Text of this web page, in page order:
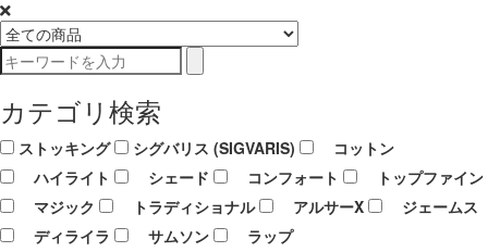
カテゴリ検索
ストッキング シグバリス (SIGVARIS)
コットン
ハイライト
シェード コンフォート
トップファイン
マジック
トラディショナル アルサーX
ジェームス
ディライラ
サムソン
ラップ